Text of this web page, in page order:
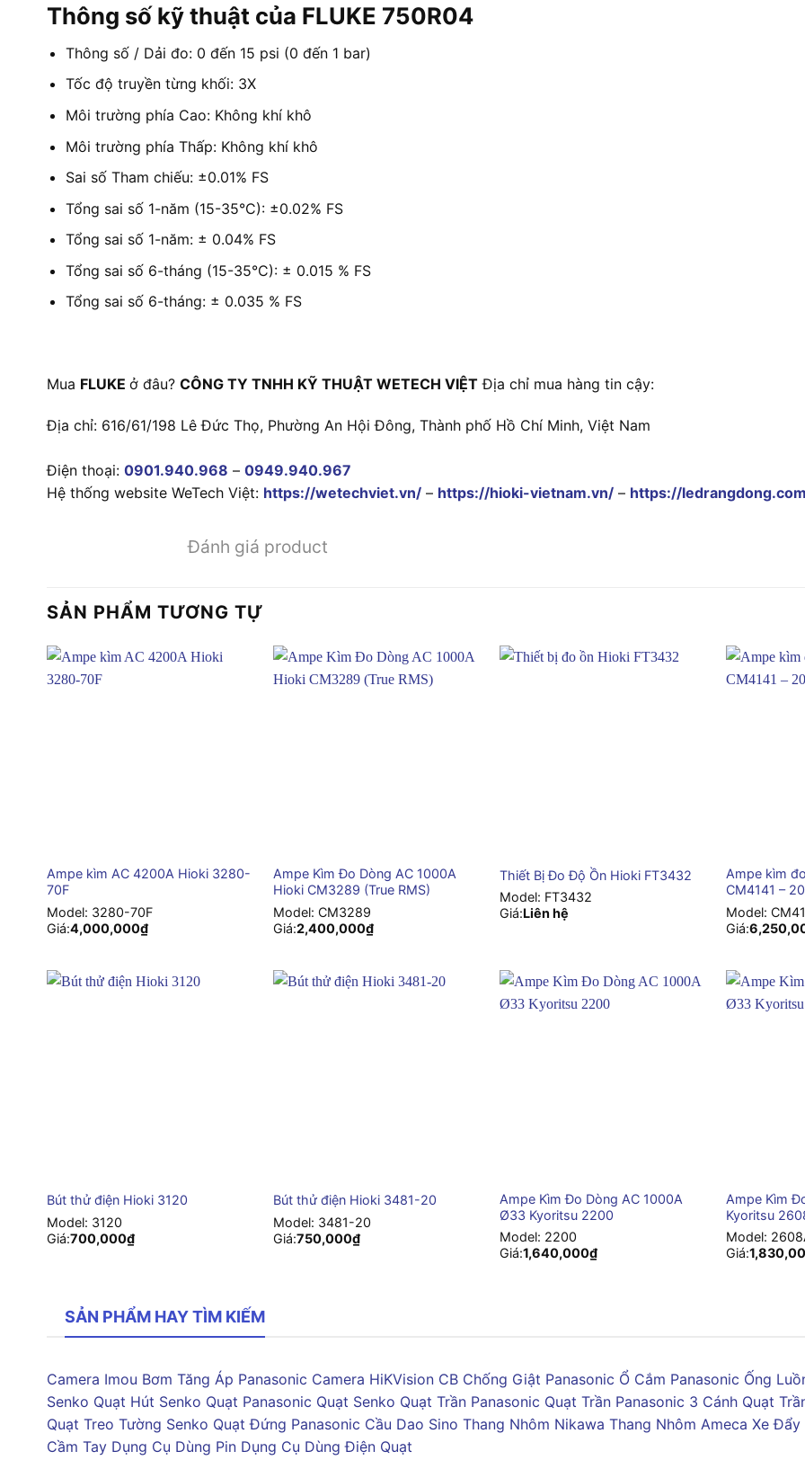
Thông số kỹ thuật của FLUKE 750R04
Thông số / Dải đo: 0 đến 15 psi (0 đến 1 bar)
Tốc độ truyền từng khối: 3X
Môi trường phía Cao: Không khí khô
Môi trường phía Thấp: Không khí khô
Sai số Tham chiếu: ±0.01% FS
Tổng sai số 1-năm (15-35°C): ±0.02% FS
Tổng sai số 1-năm: ± 0.04% FS
Tổng sai số 6-tháng (15-35°C): ± 0.015 % FS
Tổng sai số 6-tháng: ± 0.035 % FS
Mua FLUKE ở đâu? CÔNG TY TNHH KỸ THUẬT WETECH VIỆT Địa chỉ mua hàng tin cậy:
Địa chỉ: 616/61/198 Lê Đức Thọ, Phường An Hội Đông, Thành phố Hồ Chí Minh, Việt Nam
Điện thoại: 0901.940.968 – 0949.940.967
Hệ thống website WeTech Việt: https://wetechviet.vn/ – https://hioki-vietnam.vn/ – https://
Đánh giá product
SẢN PHẨM TƯƠNG TỰ
Ampe kìm AC 4200A Hioki 3280-
70F
Model: 3280-70F
Giá:4,000,000₫
Ampe Kìm Đo Dòng AC 1000A
Hioki CM3289 (True RMS)
Model: CM3289
Giá:2,400,000₫
Thiết Bị Đo Độ Ồn Hioki FT3432
Model: FT3432
Giá:Liên hệ
Ampe kìm
CM4141 –
Model:
Giá:
Bút thử điện Hioki 3120
Model: 3120
Giá:700,000₫
Bút thử điện Hioki 3481-20
Model: 3481-20
Giá:750,000₫
Ampe Kìm Đo Dòng AC 1000A
Ø33 Kyoritsu 2200
Model: 2200
Giá:1,640,000₫
Ampe Kìm
Kyoritsu
Model:
Giá:
SẢN PHẨM HAY TÌM KIẾM
Camera Imou Bơm Tăng Áp Panasonic Camera HiKVision CB Chống Giật Panasonic Ổ Cắm Panasonic Ống
Senko Quạt Hút Senko Quạt Panasonic Quạt Senko Quạt Trần Panasonic Quạt Trần Panasonic 3 Cánh Quạt
Quạt Treo Tường Senko Quạt Đứng Panasonic Cầu Dao Sino Thang Nhôm Nikawa Thang Nhôm Ameca Xe Đẩy
Cầm Tay Dụng Cụ Dùng Pin Dụng Cụ Dùng Điện Quạt